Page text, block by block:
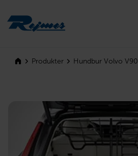
Produkter Hundbur Volvo V90